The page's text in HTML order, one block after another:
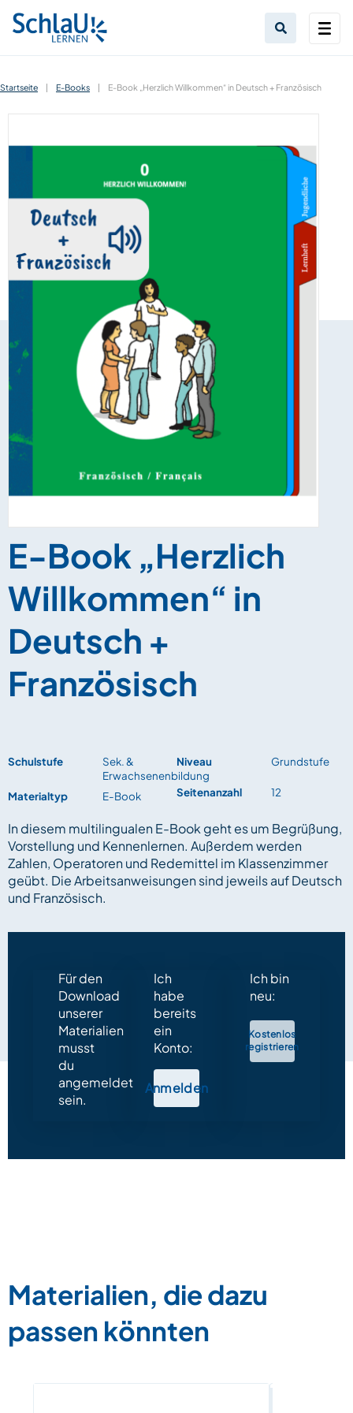
Startseite | E-Books | E-Book „Herzlich Willkommen“ in Deutsch + Französisch
E-Book „Herzlich
Willkommen“ in
Deutsch +
Französisch
Schulstufe
Sek. &
Erwachsenenbildung
Materialtyp
E-Book
Niveau Grundstufe
Seitenanzahl 12
In diesem multilingualen E-Book geht es um Begrüßung,
Vorstellung und Kennenlernen. Außerdem werden
Zahlen, Operatoren und Redemittel im Klassenzimmer
geübt. Die Arbeitsanweisungen sind jeweils auf Deutsch
und Französisch.
Für den
Download
unserer
Materialien
musst
du
angemeldet
sein.
Ich
habe
bereits
ein
Konto:
Anmelden
Ich bin
neu:
Kostenlos
registrieren
Materialien, die dazu
passen könnten